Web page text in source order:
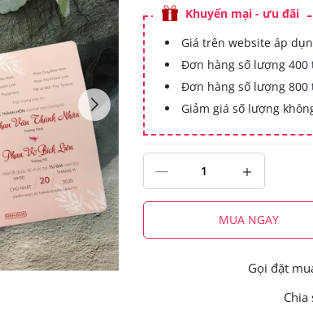
Khuyến mại - ưu đãi
Giá trên website áp
Đơn hàng số lượng 400
Đơn hàng số lượng 800
Giảm giá số lượng
MUA NGAY
Gọi đặt
Chia